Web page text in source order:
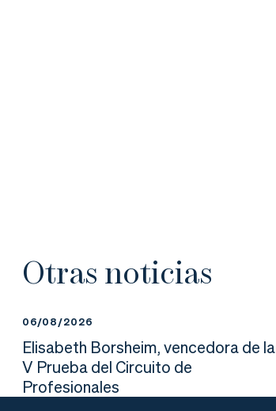
Otras noticias
06/08/2026
Elisabeth Borsheim, vencedora de la
V Prueba del Circuito de
Profesionales